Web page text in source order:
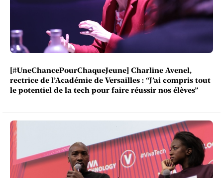
[#UneChancePourChaqueJeune] Charline Avenel,
rectrice de l’Académie de Versailles : “J’ai compris tout
le potentiel de la tech pour faire réussir nos élèves”